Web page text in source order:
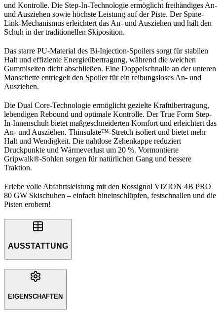
und Kontrolle. Die Step-In-Technologie ermöglicht freihändiges An-
und Ausziehen sowie höchste Leistung auf der Piste. Der Spine-
Link-Mechanismus erleichtert das An- und Ausziehen und hält den
Schuh in der traditionellen Skiposition.
Das starre PU-Material des Bi-Injection-Spoilers sorgt für stabilen
Halt und effiziente Energieübertragung, während die weichen
Gummiseiten dicht abschließen. Eine Doppelschnalle an der unteren
Manschette entriegelt den Spoiler für ein reibungsloses An- und
Ausziehen.
Die Dual Core-Technologie ermöglicht gezielte Kraftübertragung,
lebendigen Rebound und optimale Kontrolle. Der True Form Step-
In-Innenschuh bietet maßgeschneiderten Komfort und erleichtert das
An- und Ausziehen. Thinsulate™-Stretch isoliert und bietet mehr
Halt und Wendigkeit. Die nahtlose Zehenkappe reduziert
Druckpunkte und Wärmeverlust um 20 %. Vormontierte
Gripwalk®-Sohlen sorgen für natürlichen Gang und bessere
Traktion.
Erlebe volle Abfahrtsleistung mit den Rossignol VIZION 4B PRO
80 GW Skischuhen – einfach hineinschlüpfen, festschnallen und die
Pisten erobern!
AUSSTATTUNG
EIGENSCHAFTEN